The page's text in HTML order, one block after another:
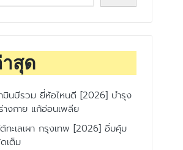
าสุด
มินบีรวม ยี่ห้อไหนดี [2026] บำรุง
งกาย แก้อ่อนเพลีย
ทะเลเผา กรุงเทพ [2026] อิ่มคุ้ม
เต็ม